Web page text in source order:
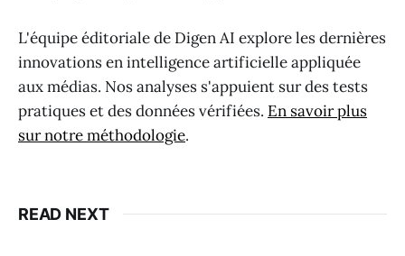
L'équipe éditoriale de Digen AI explore les dernières
innovations en intelligence artificielle appliquée
aux médias. Nos analyses s'appuient sur des tests
pratiques et des données vérifiées. En savoir plus
sur notre méthodologie.
READ NEXT